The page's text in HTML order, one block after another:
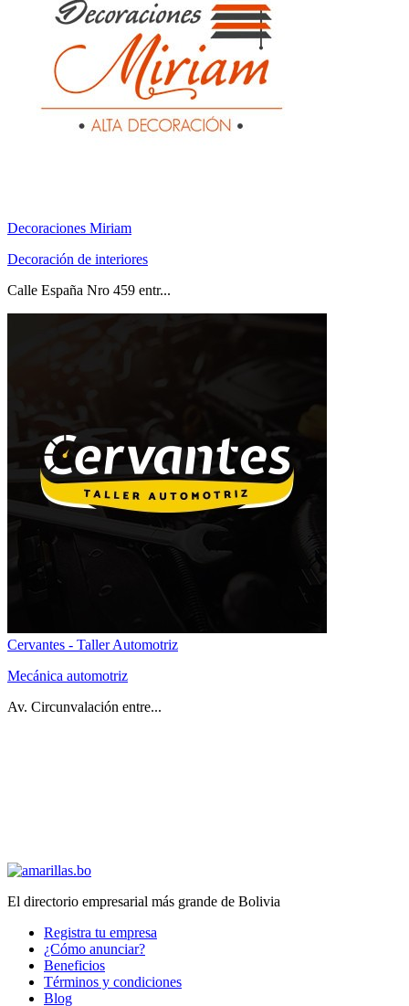
Decoraciones Miriam
Decoración de interiores
Calle España Nro 459 entr...
Cervantes - Taller Automotriz
Mecánica automotriz
Av. Circunvalación entre...
El directorio empresarial más grande de Bolivia
Registra tu empresa
¿Cómo anunciar?
Beneficios
Términos y condiciones
Blog